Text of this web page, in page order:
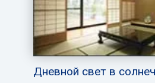
Дневной свет в